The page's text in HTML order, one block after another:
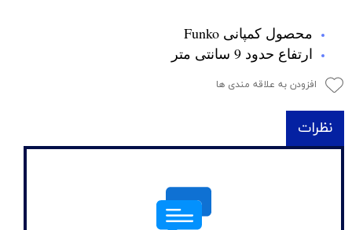
محصول کمپانی Funko
ارتفاع حدود 9 سانتی متر
افزودن به علاقه مندی ها
نظرات